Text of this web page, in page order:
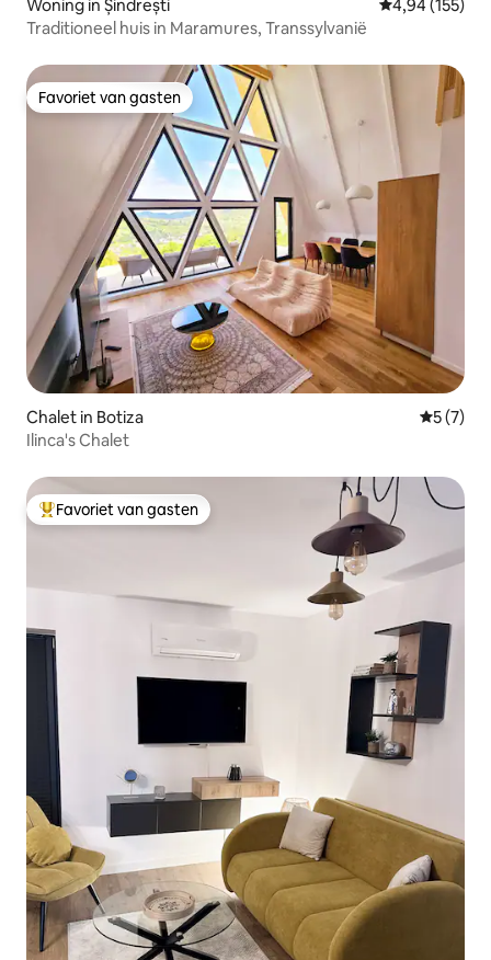
Woning in Șindrești Gemiddelde
4,94 (155)
Traditioneel huis in Maramures, Transsylvanië
Favoriet van gasten
Favoriet van gasten
Chalet in Botiza
5 (7)
Ilinca's Chalet
Topfavoriet van gasten
Favoriet van gasten